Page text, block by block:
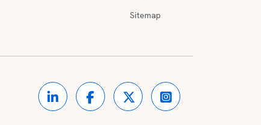
Sitemap